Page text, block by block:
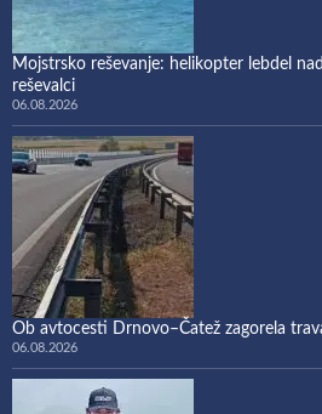
Mojstrsko reševanje: helikopter lebdel
reševalci
06.08.2026
Ob avtocesti Drnovo–Čatež zagorela
06.08.2026